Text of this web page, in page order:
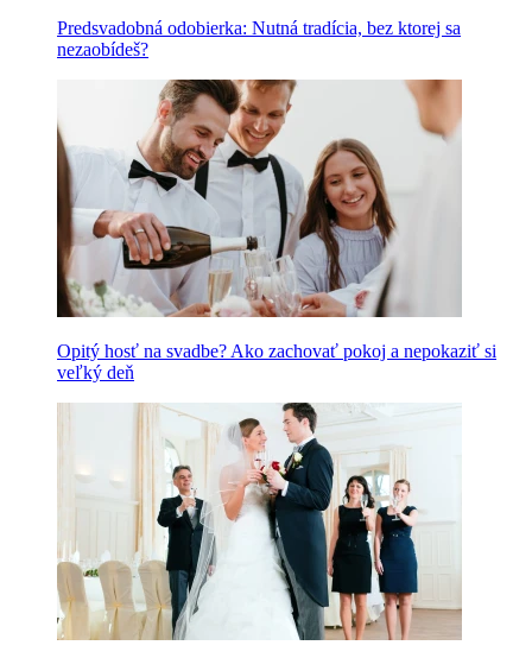
Predsvadobná odobierka: Nutná tradícia, bez ktorej sa
nezaobídeš?
Opitý hosť na svadbe? Ako zachovať pokoj a nepokaziť si
veľký deň